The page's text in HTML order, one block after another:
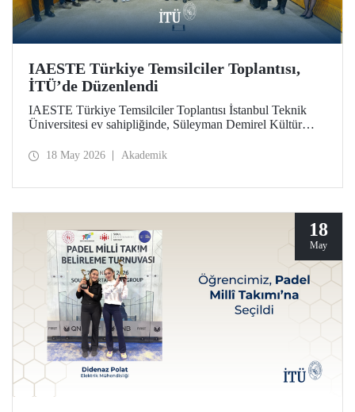
IAESTE Türkiye Temsilciler Toplantısı,
İTÜ’de Düzenlendi
IAESTE Türkiye Temsilciler Toplantısı İstanbul Teknik
Üniversitesi ev sahipliğinde, Süleyman Demirel Kültür
18 May 2026 Akademik
18
May